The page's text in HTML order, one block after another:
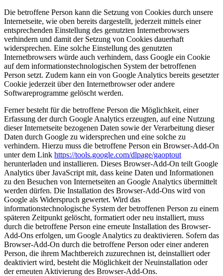
Die betroffene Person kann die Setzung von Cookies durch unsere
Internetseite, wie oben bereits dargestellt, jederzeit mittels einer
entsprechenden Einstellung des genutzten Internetbrowsers
verhindern und damit der Setzung von Cookies dauerhaft
widersprechen. Eine solche Einstellung des genutzten
Internetbrowsers würde auch verhindern, dass Google ein Cookie
auf dem informationstechnologischen System der betroffenen
Person setzt. Zudem kann ein von Google Analytics bereits gesetzter
Cookie jederzeit über den Internetbrowser oder andere
Softwareprogramme gelöscht werden.
Ferner besteht für die betroffene Person die Möglichkeit, einer
Erfassung der durch Google Analytics erzeugten, auf eine Nutzung
dieser Internetseite bezogenen Daten sowie der Verarbeitung dieser
Daten durch Google zu widersprechen und eine solche zu
verhindern. Hierzu muss die betroffene Person ein Browser-Add-On
unter dem Link https://tools.google.com/dlpage/gaoptout
herunterladen und installieren. Dieses Browser-Add-On teilt Google
Analytics über JavaScript mit, dass keine Daten und Informationen
zu den Besuchen von Internetseiten an Google Analytics übermittelt
werden dürfen. Die Installation des Browser-Add-Ons wird von
Google als Widerspruch gewertet. Wird das
informationstechnologische System der betroffenen Person zu einem
späteren Zeitpunkt gelöscht, formatiert oder neu installiert, muss
durch die betroffene Person eine erneute Installation des Browser-
Add-Ons erfolgen, um Google Analytics zu deaktivieren. Sofern das
Browser-Add-On durch die betroffene Person oder einer anderen
Person, die ihrem Machtbereich zuzurechnen ist, deinstalliert oder
deaktiviert wird, besteht die Möglichkeit der Neuinstallation oder
der erneuten Aktivierung des Browser-Add-Ons.